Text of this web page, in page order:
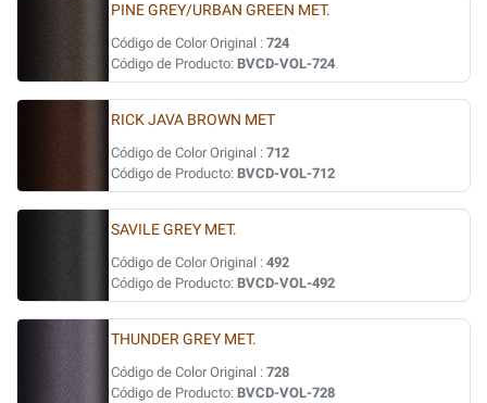
PINE GREY/URBAN GREEN MET.
Código de Color Original : 724
Código de Producto: BVCD-VOL-724
RICK JAVA BROWN MET
Código de Color Original : 712
Código de Producto: BVCD-VOL-712
SAVILE GREY MET.
Código de Color Original : 492
Código de Producto: BVCD-VOL-492
THUNDER GREY MET.
Código de Color Original : 728
Código de Producto: BVCD-VOL-728